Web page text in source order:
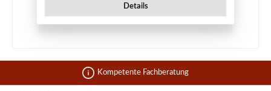
Details
Kompetente Fachberatung